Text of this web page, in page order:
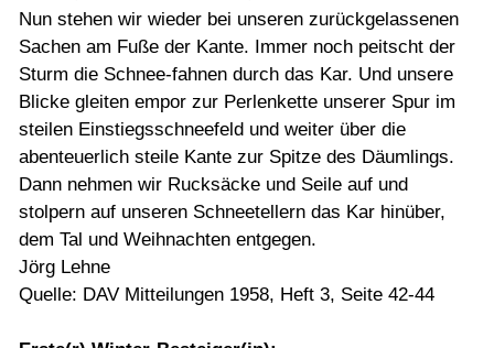
Nun stehen wir wieder bei unseren zurückgelassenen
Sachen am Fuße der Kante. Immer noch peitscht der
Sturm die Schnee-fahnen durch das Kar. Und unsere
Blicke gleiten empor zur Perlenkette unserer Spur im
steilen Einstiegsschneefeld und weiter über die
abenteuerlich steile Kante zur Spitze des Däumlings.
Dann nehmen wir Rucksäcke und Seile auf und
stolpern auf unseren Schneetellern das Kar hinüber,
dem Tal und Weihnachten entgegen.
Jörg Lehne
Quelle: DAV Mitteilungen 1958, Heft 3, Seite 42-44